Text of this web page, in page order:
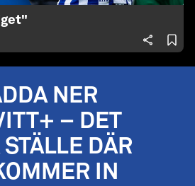
NER
– DET
STÄLLE DÄR
IN